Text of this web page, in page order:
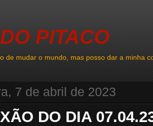
PITACO
de mudar o mundo, mas posso dar a minha
7 de abril de 2023
DO DIA